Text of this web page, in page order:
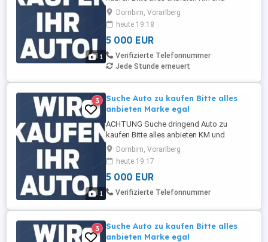
1
Zustand egal Kann auch defekt oder
beschädigt sein Auch mit Unfallschaden
Tel Nr 06765547599 Komme gerne
persönlich bei Ihnen vorbei und schaue
mir das Auto an und Kaufe es dann auch
direkt vor Ort Sofort Barzahlung vor Ort
Dornbirn, Vorarlberg
heute 19:18
5 000 EUR
Verifizierte Telefonnummer
Jede Stunde erneuert
1
3
Suche Auto zu kaufen Bitte alles
anbieten Marke egal
ACHTUNG Suche dringend Auto zu
kaufen Bitte alles anbieten KM und
Zustand egal Kann auch defekt oder
beschädigt sein Auch mit Unfallschaden
Tel Nr 06765547599 Komme gerne
persönlich bei Ihnen vorbei und schaue
mir das Auto an und Kaufe es dann auch
Bin allem ...
Dornbirn, Vorarlberg
heute 19:17
5 000 EUR
Verifizierte Telefonnummer
3
Suche Auto zu kaufen Bitte alles
anbieten Marke egal